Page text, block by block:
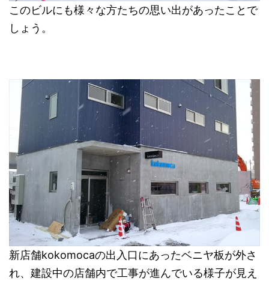
このビルにも様々な方たちの思い出があったことで
しょう。
新店舗kokomocaの出入口にあったベニヤ板が外さ
れ、建設中の店舗内で工事が進んでいる様子が見え